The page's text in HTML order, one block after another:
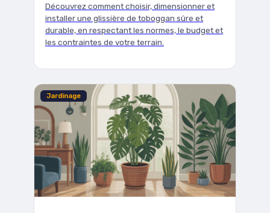
Découvrez comment choisir, dimensionner et
installer une glissière de toboggan sûre et
durable, en respectant les normes, le budget et
les contraintes de votre terrain.
Jardinage